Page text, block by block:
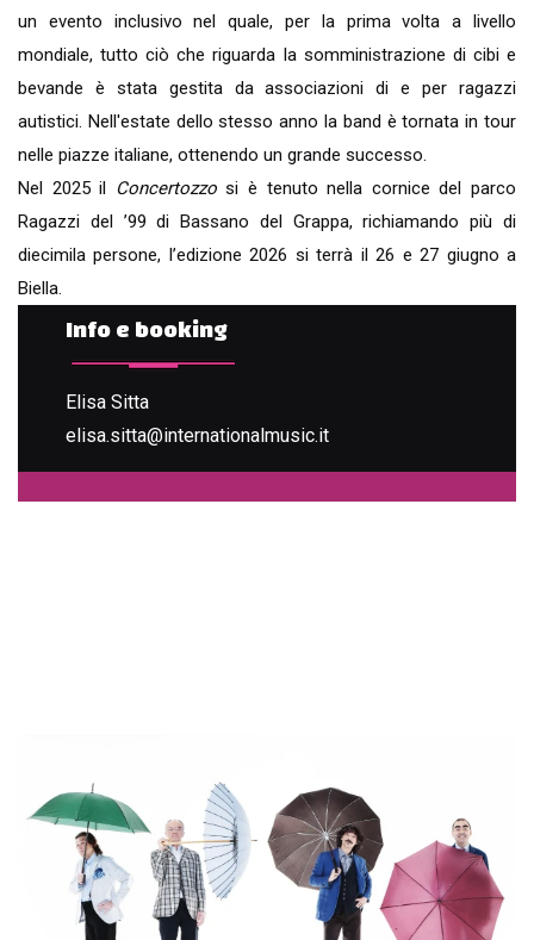
un evento inclusivo nel quale, per la prima volta a livello
mondiale, tutto ciò che riguarda la somministrazione di cibi e
bevande è stata gestita da associazioni di e per ragazzi
autistici. Nell'estate dello stesso anno la band è tornata in tour
nelle piazze italiane, ottenendo un grande successo.
Nel 2025 il Concertozzosi è tenuto nella cornice del parco
Ragazzi del ’99 di Bassano del Grappa, richiamando più di
diecimila persone, l’edizione 2026 si terrà il 26 e 27 giugno a
Biella.
Info e booking
Elisa Sitta
elisa.sitta@internationalmusic.it